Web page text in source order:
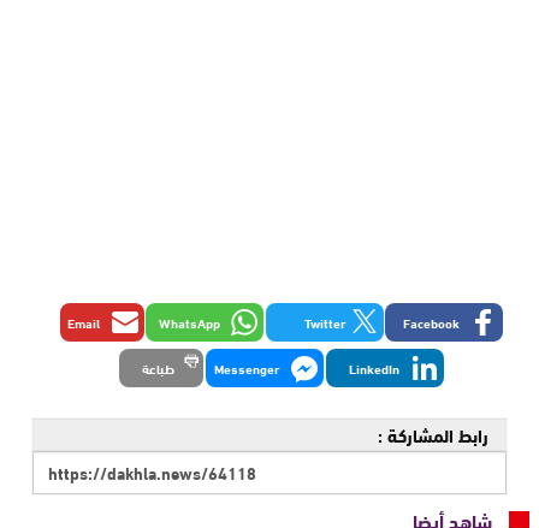
Facebook
Twitter
WhatsApp
Email
LinkedIn
Messenger طباعة
رابط المشاركة :
شاهد أيضا